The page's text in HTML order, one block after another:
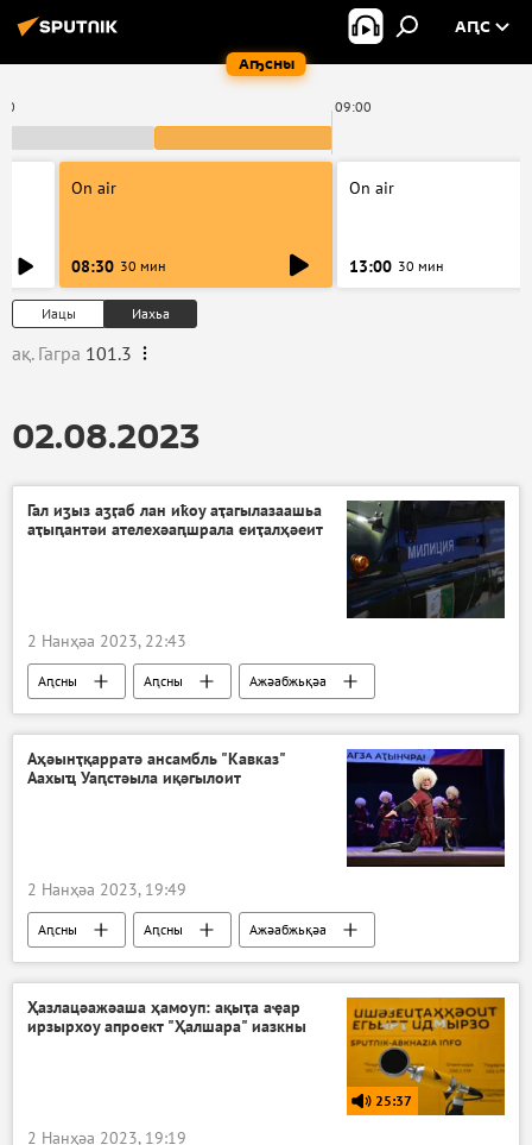
Аҧсны
АԤС
09:00
On air
08:30 30 мин
On air
13:00 30 мин
Иацы Иахьа
ақ. Гагра 101.3
02.08.2023
Гал иӡыз аӡӷаб лан иҟоу аҭагылазаашьа
аҭыԥантәи ателехәаԥшрала еиҭалҳәеит
2 Нанҳәа 2023, 22:43
Аԥсны Аԥсны
Ажәабжьқәа
Гал араион
Ахҭысқәа
Аҳәынҭқарратә ансамбль "Кавказ"
Аахыҵ Уаԥстәыла иқәгылоит
2 Нанҳәа 2023, 19:49
Аԥсны Аԥсны
Ажәабжьқәа
Акультура
Аахыҵ Уаԥстәыла
Ҳазлацәажәаша ҳамоуп: ақыҭа аҿар
ирзырхоу апроект "Ҳалшара" иазкны
25:37
2 Нанҳәа 2023, 19:19